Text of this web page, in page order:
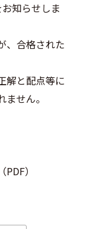
知らせしま
、合格された
解と配点等に
せん。
（PDF）